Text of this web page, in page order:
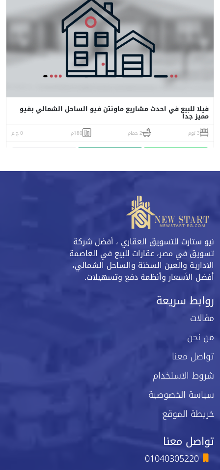
فيلا للبيع في احدث مشاريع ماونتن فيو الساحل الشمالي بفيو
مميز جداً
3 نوم 2 حمام 180م 0 ج.م
نيو ستارت للتسويق العقاري ، أفضل شركة
تسويق في مصر، عقارات للبيع في العاصمة
الادارية والعين السخنة والساحل الشمالي،
أفضل الأسعار وأنظمة دفع وتسهيلات.
روابط سريعة
مقالات
من نحن
تواصل معنا
شروط الاستخدام
سياسة الخصوصية
خريطة الموقع
تواصل معنا
01040305220